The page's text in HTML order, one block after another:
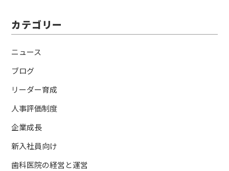
カテゴリー
ニュース
ブログ
リーダー育成
人事評価制度
企業成長
新入社員向け
歯科医院の経営と運営